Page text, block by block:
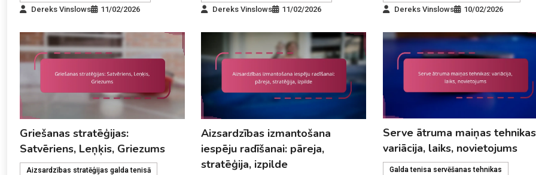
Dereks Vinslows 11/02/2026 Dereks Vinslows 11/02/2026 Dereks Vinslows 10/02/2026
Griešanas stratēģijas:
Satvēriens, Leņķis, Griezums
Aizsardzības stratēģijas galda tenisā
Aizsardzības izmantošana
iespēju radīšanai: pāreja,
stratēģija, izpilde
Serve ātruma maiņas
variācija, laiks, novietojums
Galda tenisa servēšanas tehnikas